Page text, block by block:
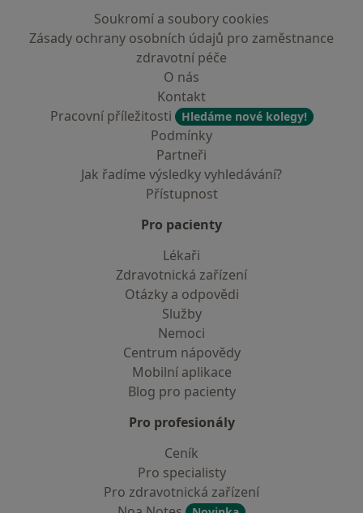
Soukromí a soubory cookies
Zásady ochrany osobních údajů pro zaměstnance
zdravotní péče
O nás
Kontakt
Pracovní příležitosti
Hledáme nové kolegy!
Podmínky
Partneři
Jak řadíme výsledky vyhledávání?
Přístupnost
Pro pacienty
Lékaři
Zdravotnická zařízení
Otázky a odpovědi
Služby
Nemoci
Centrum nápovědy
Mobilní aplikace
Blog pro pacienty
Pro profesionály
Ceník
Pro specialisty
Pro zdravotnická zařízení